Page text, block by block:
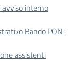
avviso interno
Bando PON-
assistenti